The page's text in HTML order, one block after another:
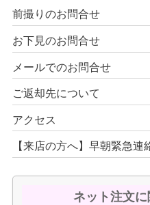
前撮りのお問合せ
お下見のお問合せ
メールでのお問合せ
ご返却先について
アクセス
【来店の方へ】早朝緊急連
ネット注文